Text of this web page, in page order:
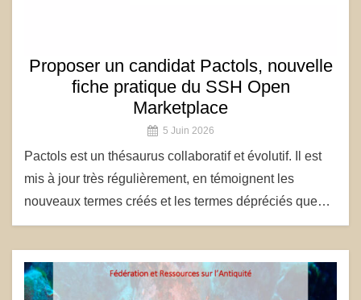
Proposer un candidat Pactols, nouvelle
fiche pratique du SSH Open
Marketplace
5 Juin 2026
Pactols est un thésaurus collaboratif et évolutif. Il est
mis à jour très régulièrement, en témoignent les
nouveaux termes créés et les termes dépréciés que…